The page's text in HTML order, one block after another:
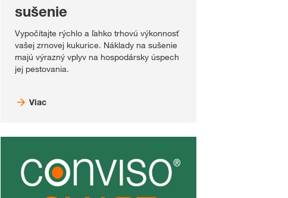
sušenie
Vypočítajte rýchlo a ľahko trhovú výkonnosť
vašej zrnovej kukurice. Náklady na sušenie
majú výrazný vplyv na hospodársky úspech
jej pestovania.
Viac